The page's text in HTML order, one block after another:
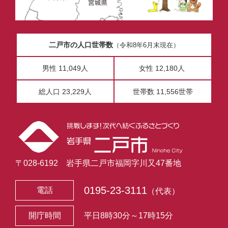
二戸市の人口世帯数（令和8年6月末現在）
男性 11,049人 女性 12,180人
総人口 23,229人 世帯数 11,556世帯
〒028-6192 岩手県二戸市福岡字川又47番地
電話 0195-23-3111 （代表）
開庁時間 平日8時30分～17時15分